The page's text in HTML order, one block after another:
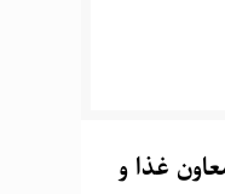
غذا و